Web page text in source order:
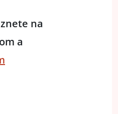
na
a